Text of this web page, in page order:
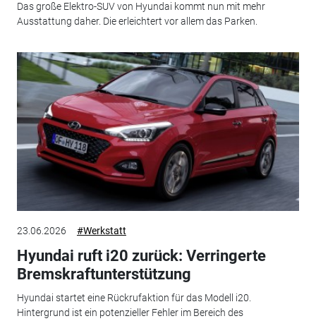
Das große Elektro-SUV von Hyundai kommt nun mit mehr
Ausstattung daher. Die erleichtert vor allem das Parken.
23.06.2026 #Werkstatt
Hyundai ruft i20 zurück: Verringerte
Bremskraftunterstützung
Hyundai startet eine Rückrufaktion für das Modell i20.
Hintergrund ist ein potenzieller Fehler im Bereich des